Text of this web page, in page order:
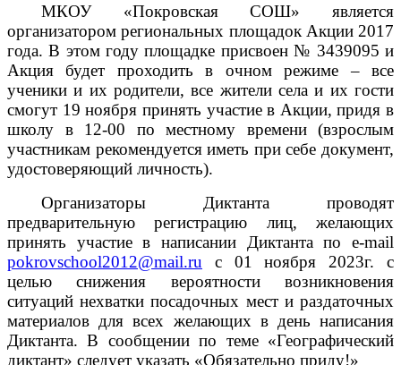
МКОУ «Покровская СОШ» является
организатором региональных площадок Акции 2017
года. В этом году площадке присвоен № 3439095 и
Акция будет проходить в очном режиме – все
ученики и их родители, все жители села и их гости
смогут 19 ноября принять участие в Акции, придя в
школу в 12-00 по местному времени (взрослым
участникам рекомендуется иметь при себе документ,
удостоверяющий личность).
Организаторы Диктанта проводят
предварительную регистрацию лиц, желающих
принять участие в написании Диктанта по е-mail
pokrovschool2012@mail.ru с 01 ноября 2023г. с
целью снижения вероятности возникновения
ситуаций нехватки посадочных мест и раздаточных
материалов для всех желающих в день написания
Диктанта. В сообщении по теме «Географический
диктант» следует указать «Обязательно приду!»